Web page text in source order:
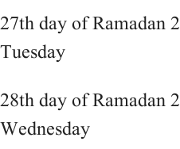
27th day of Ramadan
Tuesday
28th day of Ramadan
Wednesday